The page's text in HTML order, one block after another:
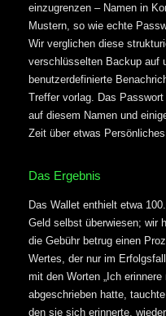
einzugrenzen – Namen in
Mustern, so wie echte
Wir verglichen diese
verschlüsselten Backup auf
benutzerdefinierte
Treffer vorlag. Das
auf diesem Namen und
Zeit über etwas Persönliches
Das Ergebnis
Das Wallet enthielt etwa
Geld selbst überwiesen; wir
die Gebühr betrug einen
Wertes, der nur im
mit den Worten „Ich
abgeschrieben hatte,
den sie sich erinnerte,